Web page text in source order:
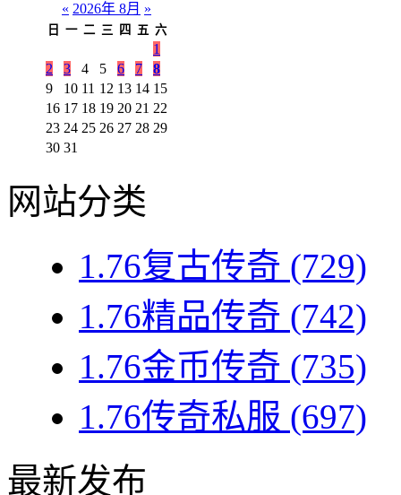
« 2026年 8月 »
日 一 二 三 四 五 六
1
2
3 4 5 6 7
8
9
10 11 12 13 14 15
16 17 18 19 20 21 22
23 24 25 26 27 28 29
30 31
网站分类
1.76复古传奇 (729)
1.76精品传奇 (742)
1.76金币传奇 (735)
1.76传奇私服 (697)
最新发布